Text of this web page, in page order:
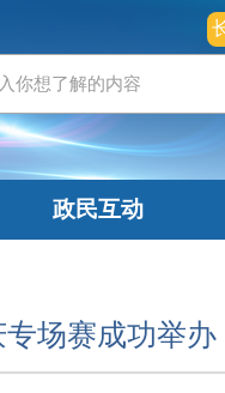
政民互动
场赛成功举办